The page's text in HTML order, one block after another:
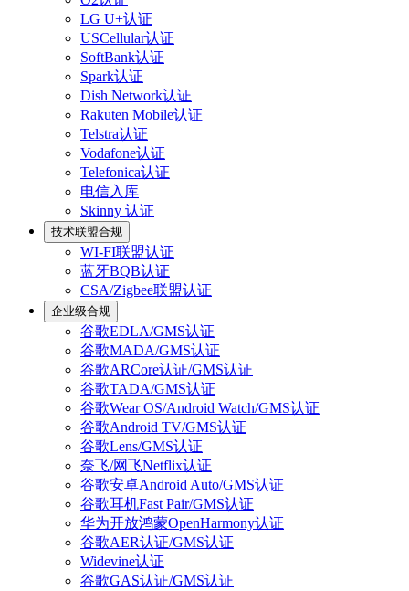
LG U+认证
USCellular认证
SoftBank认证
Spark认证
Dish Network认证
Rakuten Mobile认证
Telstra认证
Vodafone认证
Telefonica认证
电信入库
Skinny 认证
技术联盟合规
WI-FI联盟认证
蓝牙BQB认证
CSA/Zigbee联盟认证
企业级合规
谷歌EDLA/GMS认证
谷歌MADA/GMS认证
谷歌ARCore认证/GMS认证
谷歌TADA/GMS认证
谷歌Wear OS/Android Watch/GMS认证
谷歌Android TV/GMS认证
谷歌Lens/GMS认证
奈飞/网飞Netflix认证
谷歌安卓Android Auto/GMS认证
谷歌耳机Fast Pair/GMS认证
华为开放鸿蒙OpenHarmony认证
谷歌AER认证/GMS认证
Widevine认证
谷歌GAS认证/GMS认证